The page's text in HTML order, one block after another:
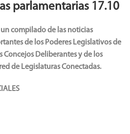
parlamentarias 17.10
compilado de las noticias
de los Poderes Legislativos de
Concejos Deliberantes y de los
de Legislaturas Conectadas.